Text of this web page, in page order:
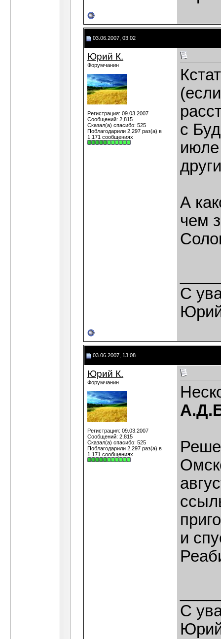
03.06.2007, 03:02
Юрий К.
Форумчанин
Регистрация: 09.03.2007
Сообщений: 2,815
Сказал(а) спасибо: 525
Поблагодарили 2,297 раз(а) в
1,171 сообщениях
с
июле
А
чем
С
03.06.2007, 13:08
Юрий К.
Форумчанин
Регистрация: 09.03.2007
Сообщений: 2,815
Сказал(а) спасибо: 525
Поблагодарили 2,297 раз(а) в
1,171 сообщениях
и
С